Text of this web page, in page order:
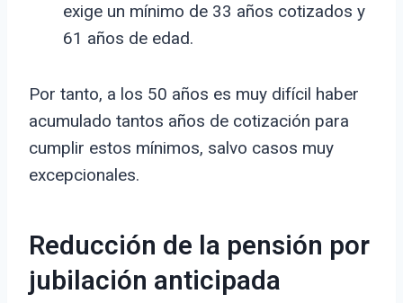
exige un mínimo de 33 años cotizados y
61 años de edad.
Por tanto, a los 50 años es muy difícil haber
acumulado tantos años de cotización para
cumplir estos mínimos, salvo casos muy
excepcionales.
Reducción de la pensión por
jubilación anticipada